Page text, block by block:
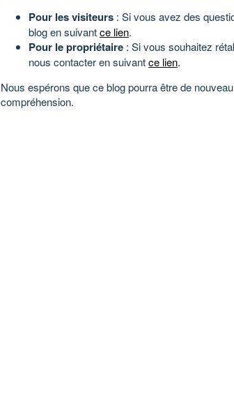
Pour les visiteurs : Si vous avez des
blog en suivantce lien.
Pour le propriétaire : Si vous souhaitez
nous contacter en suivantce lien.
Nous espérons que ce blog pourra être de
compréhension.